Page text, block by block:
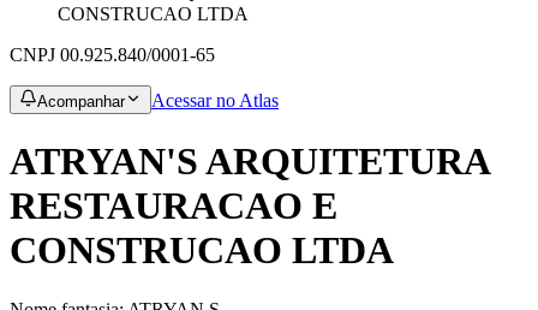
CONSTRUCAO LTDA
CNPJ 00.925.840/0001-65
Acompanhar Acessar no Atlas
ATRYAN'S ARQUITETURA
RESTAURACAO E
CONSTRUCAO LTDA